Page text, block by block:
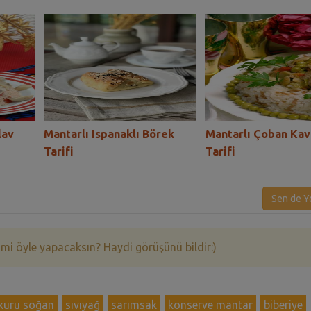
Mantarlı Ispanaklı Börek
Tarifi
Mantarlı Çoban
Tarifi
Sen de
öyle yapacaksın? Haydi görüşünü bildir:)
kuru soğan sıvıyağ sarımsak konserve mantar biberiye